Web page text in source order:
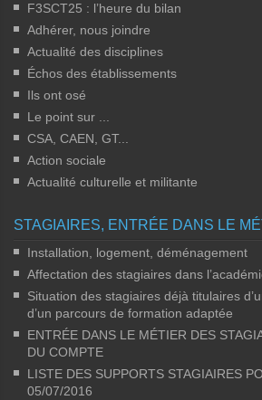
F3SCT25 : l’heure du bilan
Adhérer, nous joindre
Actualité des disciplines
Échos des établissements
Ils ont osé
Le point sur ...
CSA, CAEN, GT...
Action sociale
Actualité culturelle et militante
STAGIAIRES, ENTRÉE DANS LE
Installation, logement, déménagement
Affectation des stagiaires dans
Situation des stagiaires déjà titulaires
d’un parcours de formation adaptée
ENTRÉE DANS LE MÉTIER DES
DU COMPTE
LISTE DES SUPPORTS STAGIAIRES
05/07/2016